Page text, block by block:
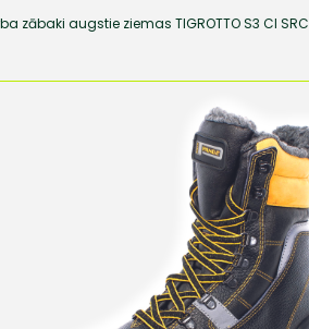
zābaki augstie ziemas TIGROTTO S3 CI SRC